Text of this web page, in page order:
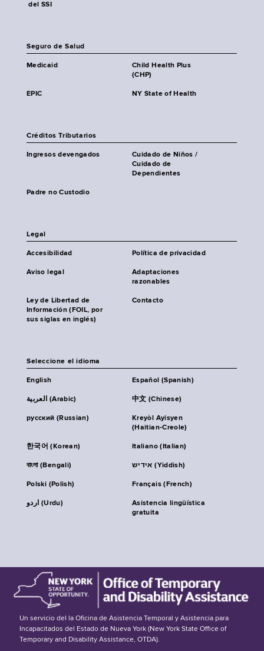
del SSI
Seguro de Salud
Medicaid
Child Health Plus
(CHP)
EPIC NY State of Health
Créditos Tributarios
Ingresos devengados
Cuidado de Niños /
Cuidado de
Dependientes
Padre no Custodio
Legal
Accesibilidad Política de privacidad
Aviso legal
Adaptaciones
razonables
Ley de Libertad de
Información (FOIL, por
sus siglas en inglés)
Contacto
Seleccione el idioma
English Español (Spanish)
العربية (Arabic) 中文 (Chinese)
русский (Russian)
Kreyòl Ayisyen
(Haitian-Creole)
한국어 (Korean) Italiano (Italian)
বাংলা (Bengali) אידיש (Yiddish)
Polski (Polish) Français (French)
اردو (Urdu)
Asistencia lingüística
gratuita
Un servicio del la Oficina de Asistencia Temporal y Asistencia para
Incapacitados del Estado de Nueva York (New York State Office of
Temporary and Disability Assistance, OTDA).